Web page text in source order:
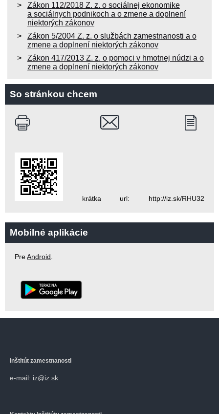
Zákon 112/2018 Z. z. o sociálnej ekonomike
a sociálnych podnikoch a o zmene a doplnení
niektorých zákonov
Zákon 5/2004 Z. z. o službách zamestnanosti a o
zmene a doplnení niektorých zákonov
Zákon 417/2013 Z. z. o pomoci v hmotnej núdzi a o
zmene a doplnení niektorých zákonov
So stránkou chcem
krátka url: http://iz.sk/RHU32
Mobilné aplikácie
PreAndroid
Inštitút zamestnanosti
e-mail: iz@iz.sk